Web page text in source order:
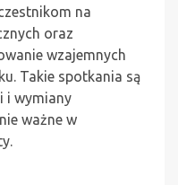
na
oraz
wzajemnych
Takie spotkania są
i wymiany
ważne w